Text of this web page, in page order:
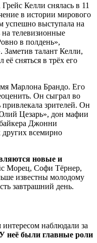
Келли снялась в 11
в истории мирового
успешно выступала на
на телевизионные
в полдень»,
талант Келли,
сняться в трёх его
Марлона Брандо. Его
Он сыграл во
зрителей. Он
Цезарь», дон мафии
Джонни
всемирно
новые и
Морец, Софи Тёрнер,
известны молодому
завтрашний день.
наблюдали за
неё были главные роли